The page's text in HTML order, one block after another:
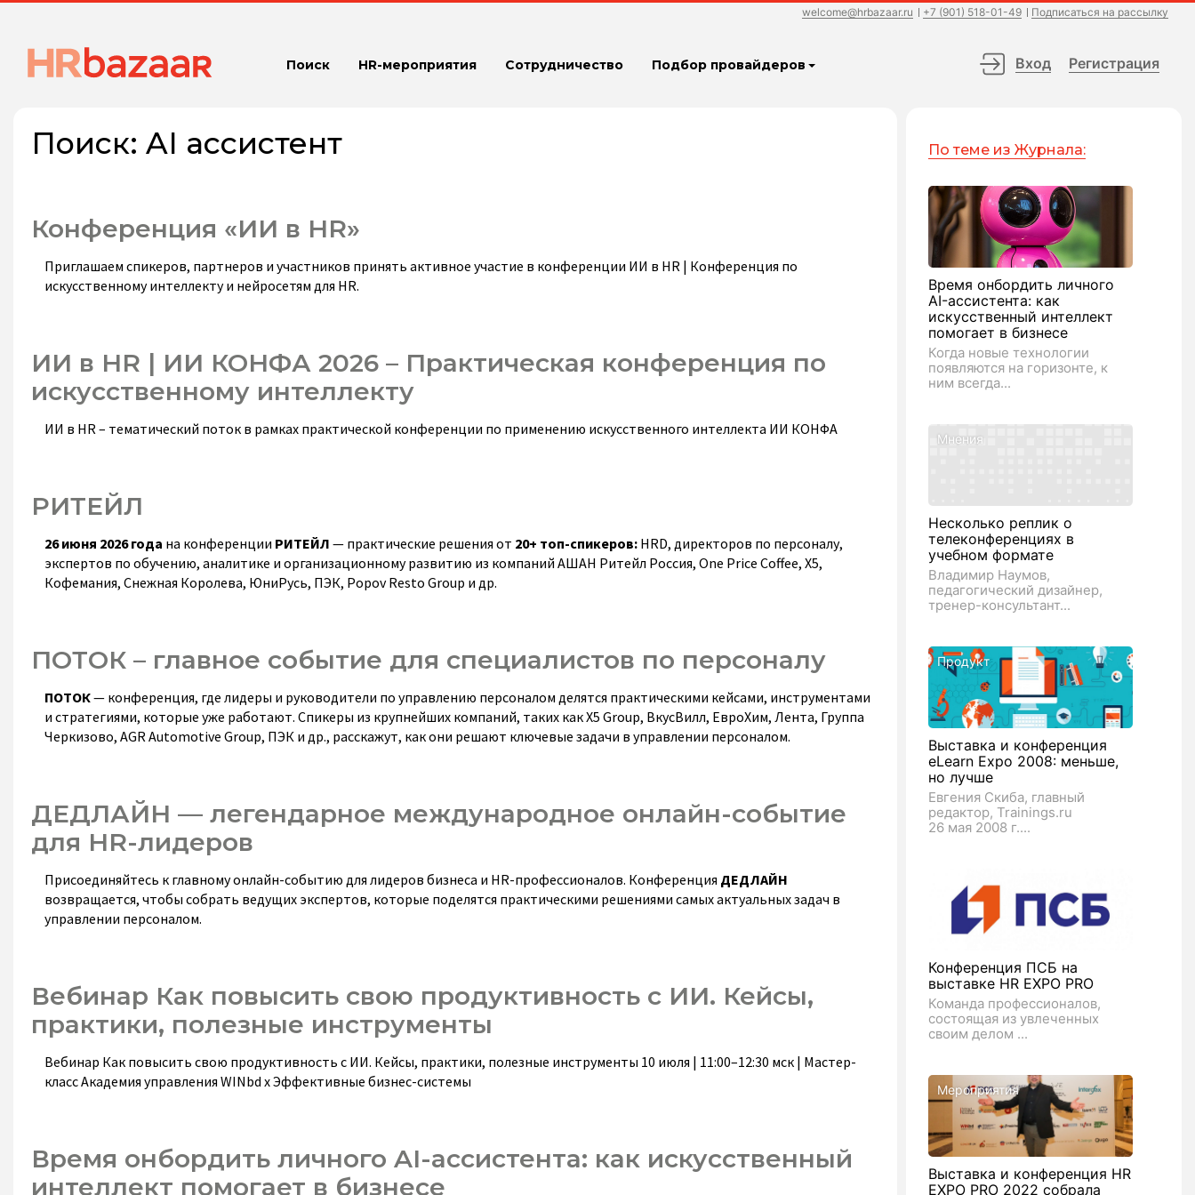
welcome@hrbazaar.ru +7 (901) 518-01-49 Подписаться на рассылку
Поиск HR-мероприятия Сотрудничество Подбор провайдеров Вход Регистрация
Поиск: AI ассистент
Конференция «ИИ в HR»
Приглашаем спикеров, партнеров и участников принять активное участие в конференции ИИ в HR | Конференция по
искусственному интеллекту и нейросетям для HR.
ИИ в HR | ИИ КОНФА 2026 – Практическая конференция по
искусственному интеллекту
ИИ в HR – тематический поток в рамках практической конференции по применению искусственного интеллекта ИИ КОНФА
РИТЕЙЛ
26 июня 2026 года на конференции РИТЕЙЛ — практические решения от 20+ топ-спикеров: HRD, директоров по персоналу,
экспертов по обучению, аналитике и организационному развитию из компаний АШАН Ритейл Россия, One Price Coffee, Х5,
Кофемания, Снежная Королева, ЮниРусь, ПЭК, Popov Resto Group и др.
ПОТОК – главное событие для специалистов по персоналу
ПОТОК— конференция, где лидеры и руководители по управлению персоналом делятся практическими кейсами, инструментами
и стратегиями, которые уже работают. Спикеры из крупнейших компаний, таких как Х5 Group, ВкусВилл, ЕвроХим, Лента, Группа
Черкизово, AGR Automotive Group, ПЭК и др., расскажут, как они решают ключевые задачи в управлении персоналом.
ДЕДЛАЙН — легендарное международное онлайн-событие
для HR-лидеров
Присоединяйтесь к главному онлайн-событию для лидеров бизнеса и HR-профессионалов. Конференция ДЕДЛАЙН
возвращается, чтобы собрать ведущих экспертов, которые поделятся практическими решениями самых актуальных задач в
управлении персоналом.
Вебинар Как повысить свою продуктивность с ИИ. Кейсы,
практики, полезные инструменты
Вебинар Как повысить свою продуктивность с ИИ. Кейсы, практики, полезные инструменты 10 июля | 11:00–12:30 мск | Мастер-
класс Академия управления WINbd х Эффективные бизнес-системы
Время онбордить личного AI-ассистента: как искусственный
интеллект помогает в бизнесе
По теме из Журнала:
Время онбордить личного
AI-ассистента: как
искусственный интеллект
помогает в бизнесе
Когда новые технологии
появляются на горизонте, к
ним всегда...
Мнения
Несколько реплик о
телеконференциях в
учебном формате
Владимир Наумов,
педагогический дизайнер,
тренер-консультант...
Продукт
Выставка и конференция
eLearn Expo 2008: меньше,
но лучше
Евгения Скиба, главный
редактор, Trainings.ru
26 мая 2008 г....
Конференция ПСБ на
выставке HR EXPO PRO
Команда профессионалов,
состоящая из увлеченных
своим делом ...
Мероприятия
Выставка и конференция HR
EXPO PRO 2022 собрала